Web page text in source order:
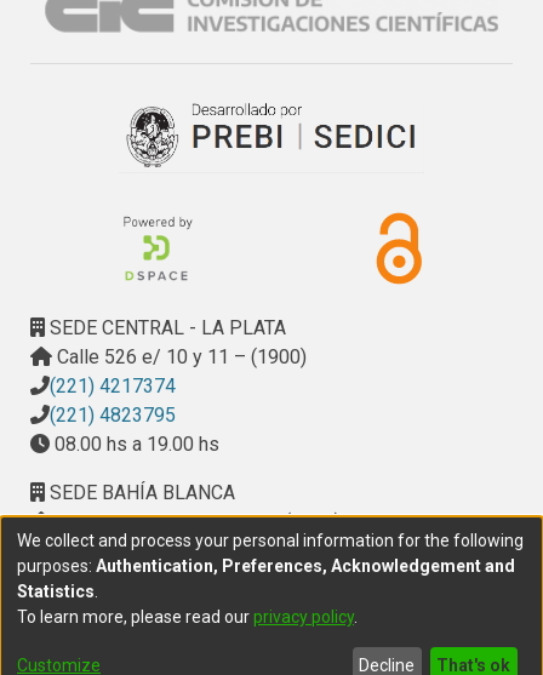
SEDE CENTRAL - LA PLATA
Calle 526 e/ 10 y 11 – (1900)
(221) 4217374
(221) 4823795
08.00 hs a 19.00 hs
SEDE BAHÍA BLANCA
Calle Ciudad de Cali 320 – (8000). Universidad
Provincial del Sudoeste (UPSO)
(291) 459 2550
, interno 147
10.00 h a 14.00 h
We collect and process your personal information for the following
purposes: Authentication, Preferences, Acknowledgement and
Statistics
To learn more, please read ourprivacy policy.
Customize Decline That's ok